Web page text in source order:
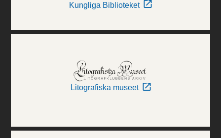
Kungliga Biblioteket
Litografiska museet